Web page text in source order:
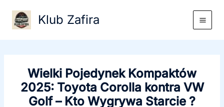
treści
Klub Zafira
Wielki Pojedynek Kompaktów
2025: Toyota Corolla kontra VW
Golf – Kto Wygrywa Starcie ?